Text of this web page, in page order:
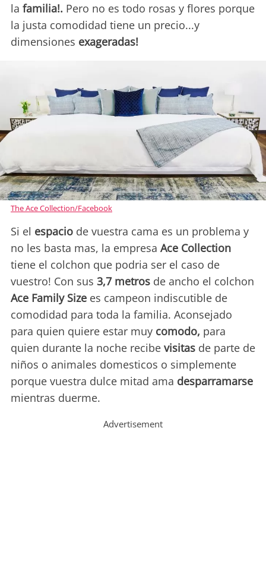
la familia!. Pero no es todo rosas y flores porque
la justa comodidad tiene un precio...y
dimensiones exageradas!
The Ace Collection/Facebook
Si el espacio de vuestra cama es un problema y
no les basta mas, la empresa Ace Collection
tiene el colchon que podria ser el caso de
vuestro! Con sus 3,7 metros de ancho el colchon
Ace Family Size es campeon indiscutible de
comodidad para toda la familia. Aconsejado
para quien quiere estar muy comodo, para
quien durante la noche recibe visitas de parte de
niños o animales domesticos o simplemente
porque vuestra dulce mitad ama desparramarse
mientras duerme.
Advertisement